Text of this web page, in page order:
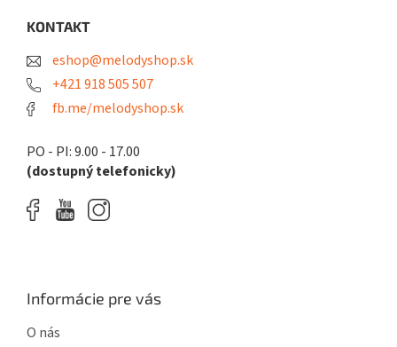
KONTAKT
eshop@melodyshop.sk
+421 918 505 507
fb.me/melodyshop.sk
PO - PI: 9.00 - 17.00
(dostupný telefonicky)
Informácie pre vás
O nás